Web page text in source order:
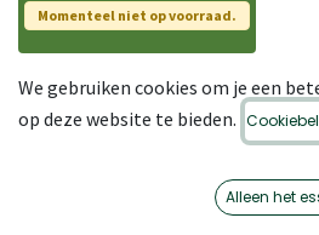
Momenteel niet op voorraad.
Category kratten (riet), Rieten
SKU 22-ZO-093.Z
We gebruiken cookies om je een
op deze website te bieden.
Alleen het